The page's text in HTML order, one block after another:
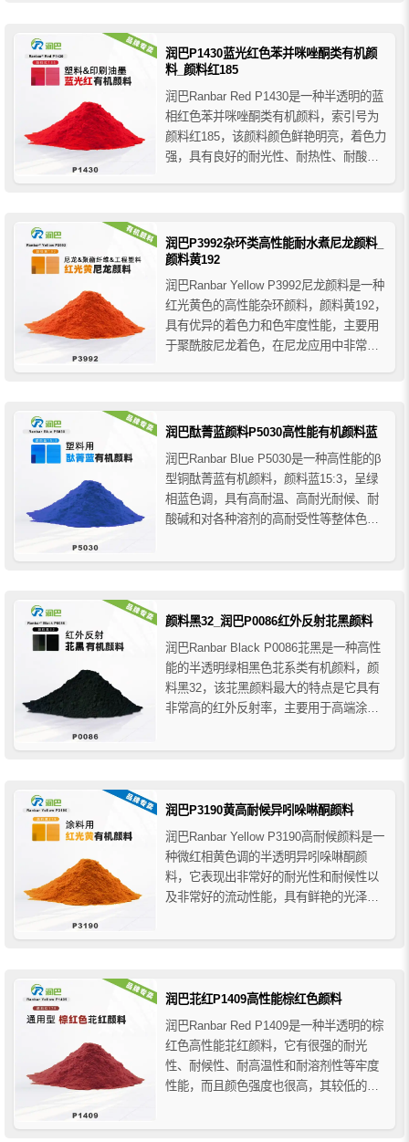
润巴P1430蓝光红色苯并咪唑酮类有机颜
料_颜料红185
润巴Ranbar Red P1430是一种半透明的蓝
相红色苯并咪唑酮类有机颜料，索引号为
颜料红185，该颜料颜色鲜艳明亮，着色力
强，具有良好的耐光性、耐热性、耐酸碱
润巴P3992杂环类高性能耐水煮尼龙颜料_
颜料黄192
润巴Ranbar Yellow P3992尼龙颜料是一种
红光黄色的高性能杂环颜料，颜料黄192，
具有优异的着色力和色牢度性能，主要用
于聚酰胺尼龙着色，在尼龙应用中非常稳
尼龙纤维、聚酯纤维、PET、橡胶等。...
润巴酞菁蓝颜料P5030高性能有机颜料蓝
润巴Ranbar Blue P5030是一种高性能的β
型铜酞菁蓝有机颜料，颜料蓝15:3，呈绿
相蓝色调，具有高耐温、高耐光耐候、耐
酸碱和对各种溶剂的高耐受性等整体色牢
塑料领域的着色应用，推荐用于纺丝色
颜料黑32_润巴P0086红外反射苝黑颜料
润巴Ranbar Black P0086苝黑是一种高性
能的半透明绿相黑色苝系类有机颜料，颜
料黑32，该苝黑颜料最大的特点是它具有
非常高的红外反射率，主要用于高端涂
推荐用于需要反射红外光的涂料应用，如
等。
润巴P3190黄高耐候异吲哚啉酮颜料
润巴Ranbar Yellow P3190高耐候颜料是一
种微红相黄色调的半透明异吲哚啉酮颜
料，它表现出非常好的耐光性和耐候性以
及非常好的流动性能，具有鲜艳的光泽度
酮颜料黄主要用于涂料领域的着色应用，
料等。
润巴苝红P1409高性能棕红色颜料
润巴Ranbar Red P1409是一种半透明的棕
红色高性能苝红颜料，它有很强的耐光
性、耐候性、耐高温性和耐溶剂性等牢度
性能，而且颜色强度也很高，其较低的粒
度、透明度和沉降性能，广泛用于工业涂